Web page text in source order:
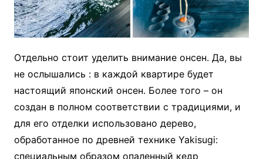
Отдельно стоит уделить внимание онсен. Да, вы
не ослышались : в каждой квартире будет
настоящий японский онсен. Более того – он
создан в полном соответствии с традициями, и
для его отделки использовано дерево,
обработанное по древней технике Yakisugi:
специальным образом опаленный кедр